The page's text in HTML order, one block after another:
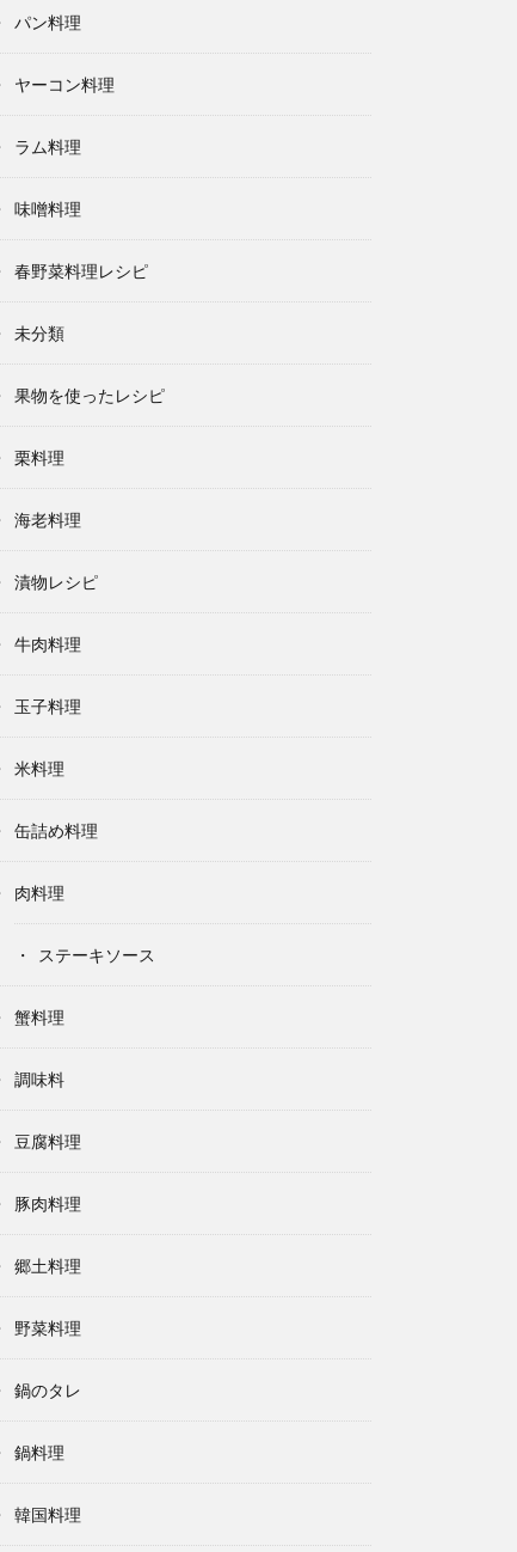
パン料理
ヤーコン料理
ラム料理
味噌料理
春野菜料理レシピ
未分類
果物を使ったレシピ
栗料理
海老料理
漬物レシピ
牛肉料理
玉子料理
米料理
缶詰め料理
肉料理
ステーキソース
蟹料理
調味料
豆腐料理
豚肉料理
郷土料理
野菜料理
鍋のタレ
鍋料理
韓国料理